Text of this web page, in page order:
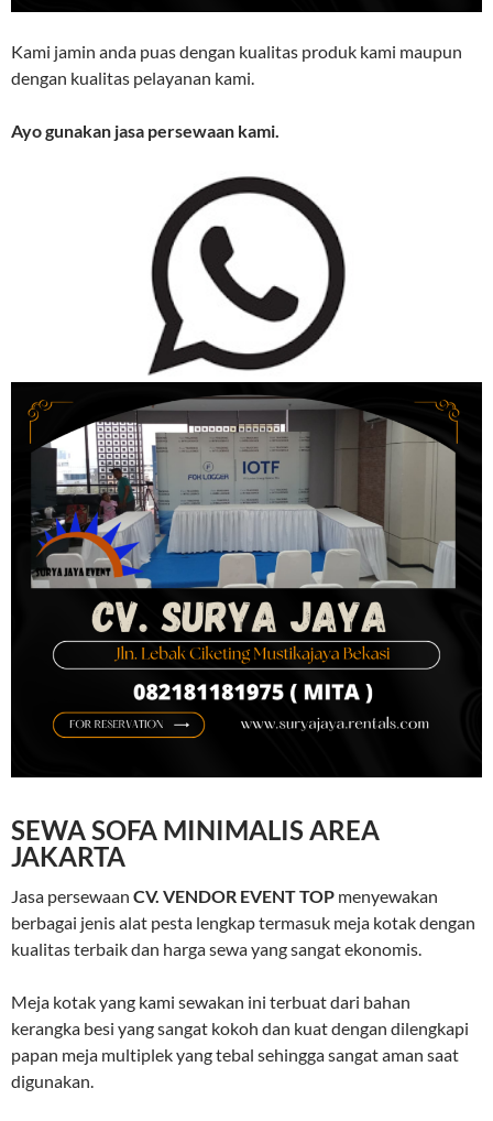
Kami jamin anda puas dengan kualitas produk kami maupun
dengan kualitas pelayanan kami.
Ayo gunakan jasa persewaan kami.
SEWA SOFA MINIMALIS AREA
JAKARTA
Jasa persewaan CV. VENDOR EVENT TOP menyewakan
berbagai jenis alat pesta lengkap termasuk meja kotak dengan
kualitas terbaik dan harga sewa yang sangat ekonomis.
Meja kotak yang kami sewakan ini terbuat dari bahan
kerangka besi yang sangat kokoh dan kuat dengan dilengkapi
papan meja multiplek yang tebal sehingga sangat aman saat
digunakan.